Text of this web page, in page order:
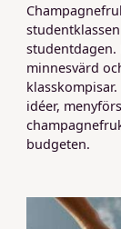
studentdagen.
minnesvärd
idéer,
budgeten.